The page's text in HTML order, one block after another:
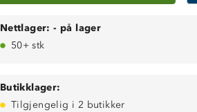
Nettlager: - på lager
50+ stk
Butikklager:
Tilgjengelig i 2 butikker